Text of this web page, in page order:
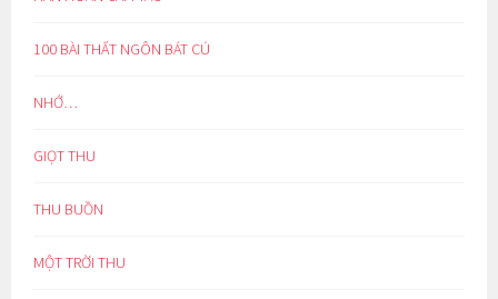
100 BÀI THẤT NGÔN BÁT CÚ
NHỚ…
GIỌT THU
THU BUỒN
MỘT TRỜI THU